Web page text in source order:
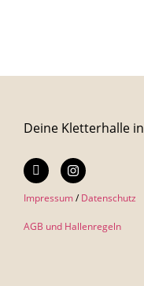
Deine Kletterhalle
Impressum/Datenschutz
AGB und Hallenregeln